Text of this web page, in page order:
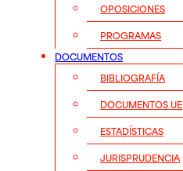
OPOSICIONES
PROGRAMAS
DOCUMENTOS
BIBLIOGRAFÍA
DOCUMENTOS UE
ESTADÍSTICAS
JURISPRUDENCIA